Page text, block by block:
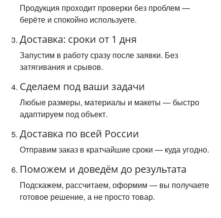
Продукция проходит проверки без проблем —
берёте и спокойно используете.
Доставка: сроки от 1 дня
Запустим в работу сразу после заявки. Без
затягивания и срывов.
Сделаем под ваши задачи
Любые размеры, материалы и макеты — быстро
адаптируем под объект.
Доставка по всей России
Отправим заказ в кратчайшие сроки — куда угодно.
Поможем и доведём до результата
Подскажем, рассчитаем, оформим — вы получаете
готовое решение, а не просто товар.